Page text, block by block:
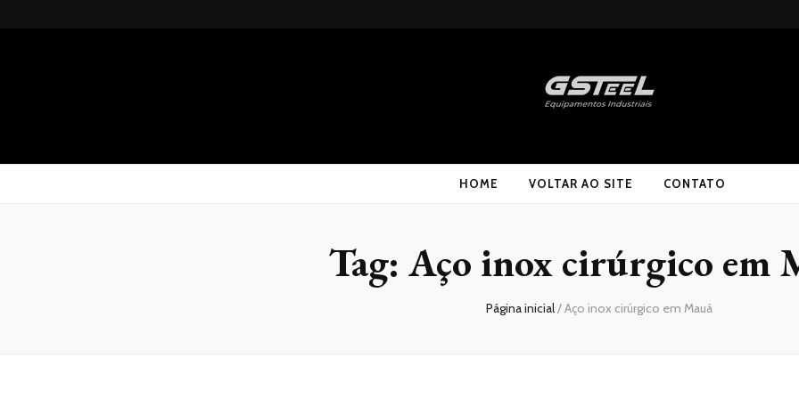
Gsteel HOME VOLTAR AO SITE CONTATO
Tag: Aço inox cirúrgico em
Página inicial/Aço inox cirúrgico em Mauá